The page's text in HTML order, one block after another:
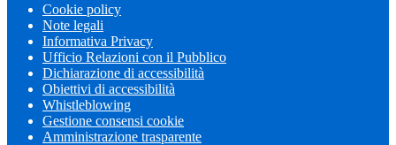
Cookie policy
Note legali
Informativa Privacy
Ufficio Relazioni con il Pubblico
Dichiarazione di accessibilità
Obiettivi di accessibilità
Whistleblowing
Gestione consensi cookie
Amministrazione trasparente